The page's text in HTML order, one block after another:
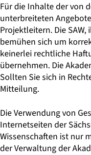
Für die Inhalte der von
unterbreiteten
Projektleitern. Die
bemühen sich um
keinerlei rechtliche
übernehmen. Die
Sollten Sie sich in
Mitteilung.
Die Verwendung von
Internetseiten der
Wissenschaften ist nur
der Verwaltung der